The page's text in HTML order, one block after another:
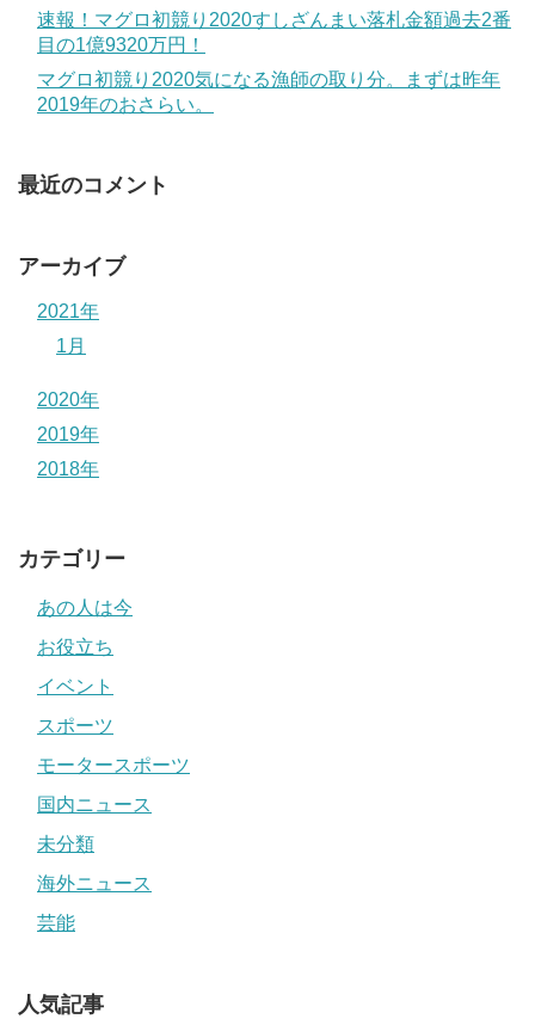
速報！マグロ初競り2020すしざんまい落札金額過去2番
目の1億9320万円！
マグロ初競り2020気になる漁師の取り分。まずは昨年
2019年のおさらい。
最近のコメント
アーカイブ
2021年
1月
2020年
2019年
2018年
カテゴリー
あの人は今
お役立ち
イベント
スポーツ
モータースポーツ
国内ニュース
未分類
海外ニュース
芸能
人気記事